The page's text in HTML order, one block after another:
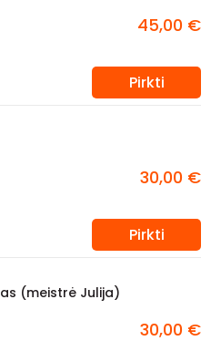
45,00 €
Pirkti
30,00 €
Pirkti
(meistrė Julija)
30,00 €